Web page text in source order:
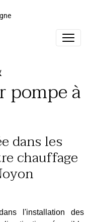
pompe à
dans les
chauffage
l'installation des